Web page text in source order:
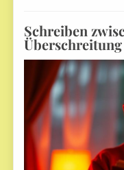
Schreiben
Überschreitung